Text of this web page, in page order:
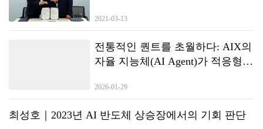
성’ 협약
2021-03-13
전통적인 퀀트를 초월하다: AIX의
자율 지능체(AI Agent)가 적응형
2026-01-29
최성호｜2023년 AI 반도체 상승장에서의 기회 판단